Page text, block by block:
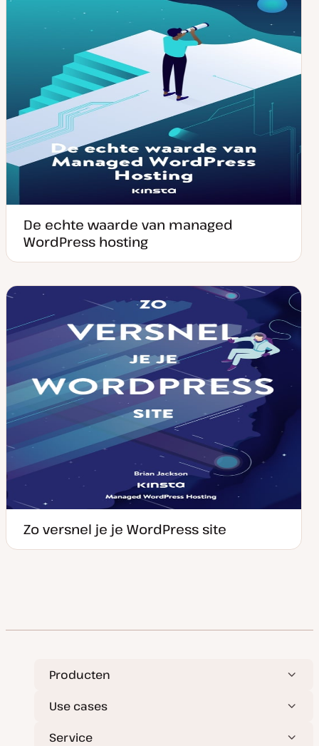
De echte waarde van managed
WordPress hosting
Zo versnel je je WordPress site
Producten
Use cases
Service